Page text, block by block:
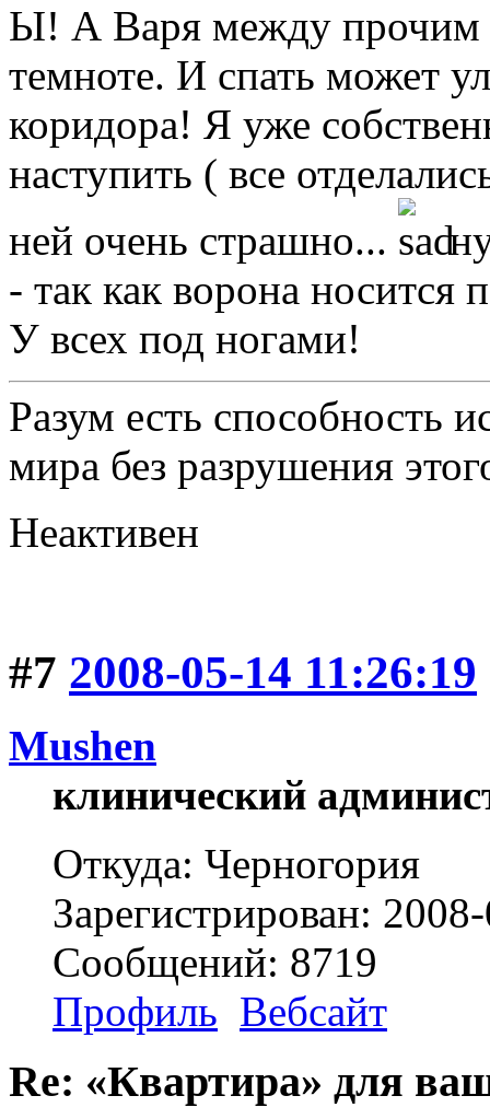
Ы! А Варя между прочим
темноте. И спать может
коридора! Я уже
наступить ( все
ней очень страшно...
ну
- так как ворона носится
У всех под ногами!
Разум есть способность
мира без разрушения
Неактивен
#7 2008-05-14 11:26:19
Mushen
клинический
Откуда: Черногория
Зарегистрирован:
Сообщений: 8719
Профиль Вебсайт
Re: «Квартира» для